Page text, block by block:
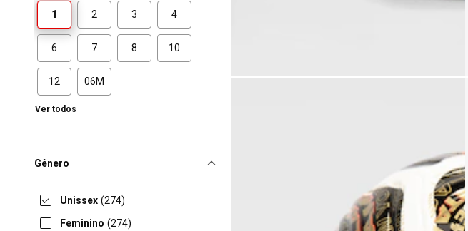
1 2 3 4
6 7 8 10
12 06M
Ver todos
Gênero
Unissex (274)
Feminino (274)